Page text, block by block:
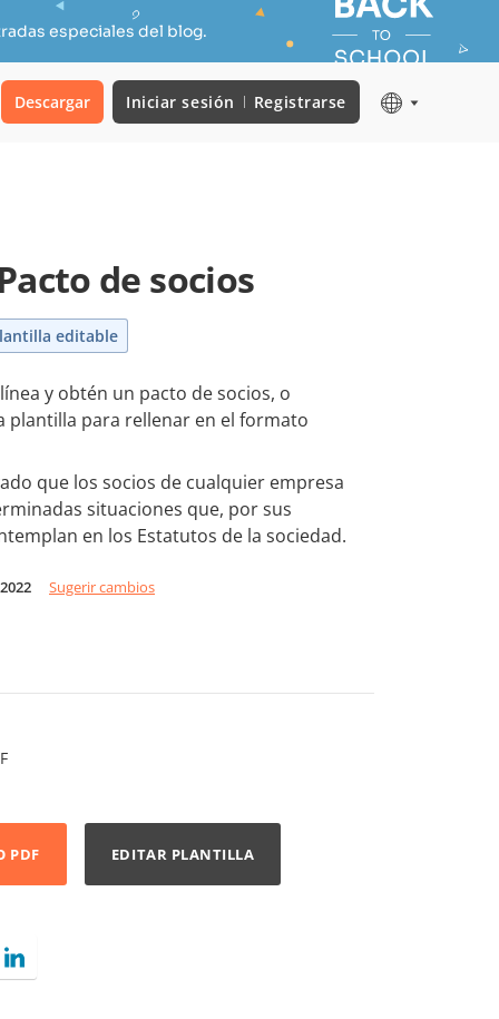
especiales del blog.
Descargar Iniciar sesión Registrarse
de socios
editable
y obtén un pacto de socios, o
plantilla para rellenar en el formato
que los socios de cualquier empresa
situaciones que, por sus
en los Estatutos de la sociedad.
Sugerir cambios
PDF EDITAR PLANTILLA